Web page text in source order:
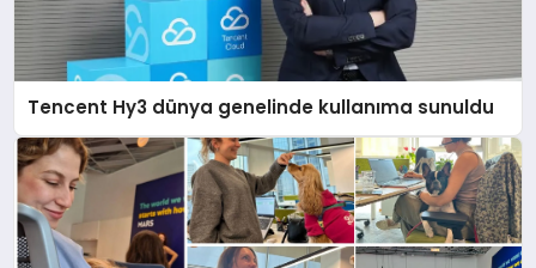
Tencent Hy3 dünya genelinde kullanıma sunuldu